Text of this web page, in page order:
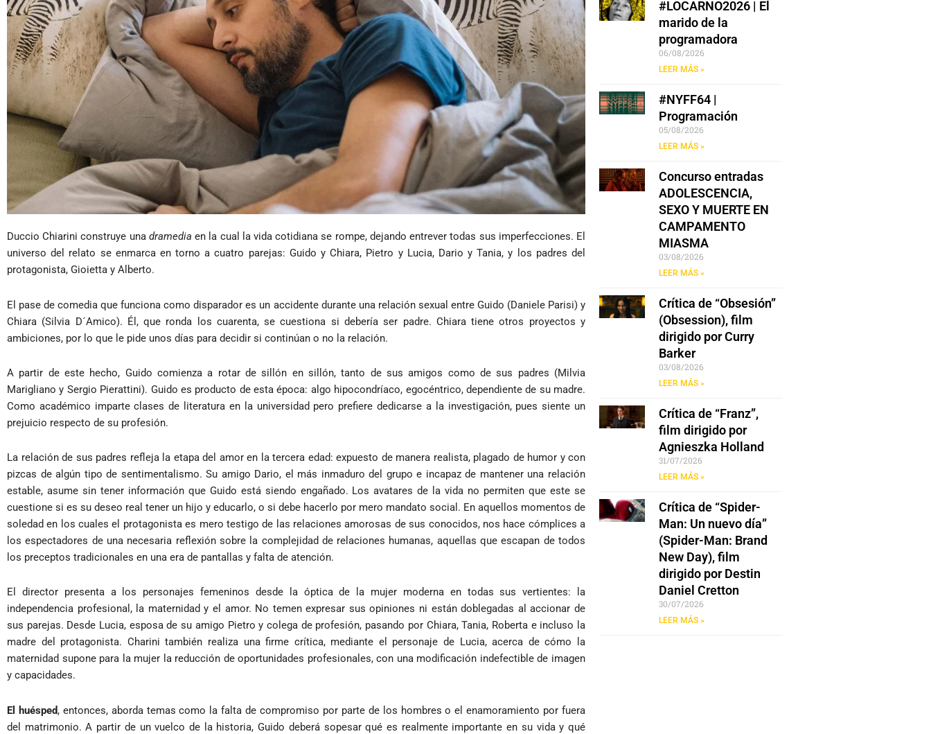
Duccio Chiarini construye una dramedia en la cual la vida cotidiana se rompe, dejando entrever todas sus imperfecciones. El
universo del relato se enmarca en torno a cuatro parejas: Guido y Chiara, Pietro y Lucia, Dario y Tania, y los padres del
protagonista, Gioietta y Alberto.
El pase de comedia que funciona como disparador es un accidente durante una relación sexual entre Guido (Daniele Parisi) y
Chiara (Silvia D´Amico). Él, que ronda los cuarenta, se cuestiona si debería ser padre. Chiara tiene otros proyectos y
ambiciones, por lo que le pide unos días para decidir si continúan o no la relación.
A partir de este hecho, Guido comienza a rotar de sillón en sillón, tanto de sus amigos como de sus padres (Milvia
Marigliano y Sergio Pierattini). Guido es producto de esta época: algo hipocondríaco, egocéntrico, dependiente de su madre.
Como académico imparte clases de literatura en la universidad pero prefiere dedicarse a la investigación, pues siente un
prejuicio respecto de su profesión.
La relación de sus padres refleja la etapa del amor en la tercera edad: expuesto de manera realista, plagado de humor y con
pizcas de algún tipo de sentimentalismo. Su amigo Dario, el más inmaduro del grupo e incapaz de mantener una relación
estable, asume sin tener información que Guido está siendo engañado. Los avatares de la vida no permiten que este se
cuestione si es su deseo real tener un hijo y educarlo, o si debe hacerlo por mero mandato social. En aquellos momentos de
soledad en los cuales el protagonista es mero testigo de las relaciones amorosas de sus conocidos, nos hace cómplices a
los espectadores de una necesaria reflexión sobre la complejidad de relaciones humanas, aquellas que escapan de todos
los preceptos tradicionales en una era de pantallas y falta de atención.
El director presenta a los personajes femeninos desde la óptica de la mujer moderna en todas sus vertientes: la
independencia profesional, la maternidad y el amor. No temen expresar sus opiniones ni están doblegadas al accionar de
sus parejas. Desde Lucia, esposa de su amigo Pietro y colega de profesión, pasando por Chiara, Tania, Roberta e incluso la
madre del protagonista. Charini también realiza una firme crítica, mediante el personaje de Lucia, acerca de cómo la
maternidad supone para la mujer la reducción de oportunidades profesionales, con una modificación indefectible de imagen
y capacidades.
El huésped, entonces, aborda temas como la falta de compromiso por parte de los hombres o el enamoramiento por fuera
del matrimonio. A partir de un vuelco de la historia, Guido deberá sopesar qué es realmente importante en su vida y qué
#LOCARNO2026 | El
marido de la
programadora
06/08/2026
LEER MÁS »
#NYFF64 |
Programación
05/08/2026
LEER MÁS »
Concurso entradas
ADOLESCENCIA,
SEXO Y MUERTE EN
CAMPAMENTO
MIASMA
03/08/2026
LEER MÁS »
Crítica de “Obsesión”
(Obsession), film
dirigido por Curry
Barker
03/08/2026
LEER MÁS »
Crítica de “Franz”,
film dirigido por
Agnieszka Holland
31/07/2026
LEER MÁS »
Crítica de “Spider-
Man: Un nuevo día”
(Spider-Man: Brand
New Day), film
dirigido por Destin
Daniel Cretton
30/07/2026
LEER MÁS »